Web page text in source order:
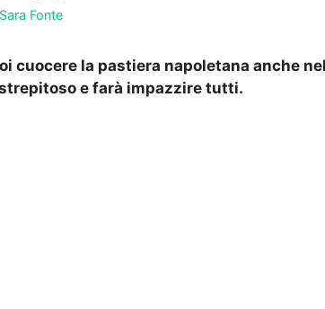
Sara Fonte
cuocere la pastiera napoletana anche
e farà impazzire tutti.